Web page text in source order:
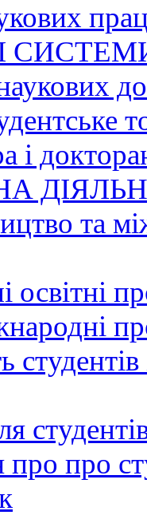
і
та
освітні
студентів
про